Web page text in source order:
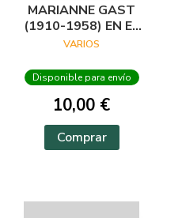
MARIANNE GAST
(1910-1958) EN EL
ARCHIVO
VARIOS
Disponible para envío
10,00 €
Comprar